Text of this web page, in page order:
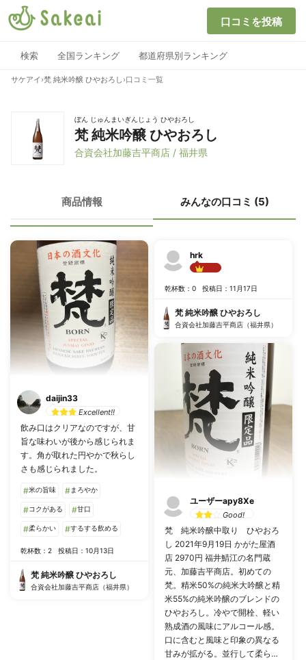
口コミを投稿
検索 全国ランキング 都道府県別ランキング
サケアイ ›梵 純米吟醸 ひやおろし ›口コミ一覧
ぼん じゅんまいぎんじょう ひやおろし
梵 純米吟醸 ひやおろし
合資会社加藤吉平商店 / 福井県
商品情報 みんなの口コミ (5)
daijin33
Excellent!!
飲み口はクリアなのですが、甘
旨な味わいが後から感じられま
す。角が取れた円やかで秋らし
さも感じられました。
#米の旨味 #まろやか
#コクがある #甘口
#柔らかい #するする飲める
乾杯数：2 投稿日：10月13日
梵 純米吟醸 ひやおろし
合資会社加藤吉平商店（福井県）
hrk
乾杯数：0 投稿日：11月17日
梵 純米吟醸 ひやおろし
合資会社加藤吉平商店（福井県）
ユーザーapy8Xe
Good!
梵 純米吟醸中取り ひやおろ
し 2021年9月19日 かがた屋酒
店 2970円 福井鯖江の名門蔵
元、加藤吉平商店。初めての
梵。精米50%の純米大吟醸と精
米55%の純米吟醸のブレンドの
ひやおろし。冷やで開栓、軽い
熟成酒の風味にアルコール感。
口に含むと風味と印象の異なる
甘みが拡がる。並行して柔らか